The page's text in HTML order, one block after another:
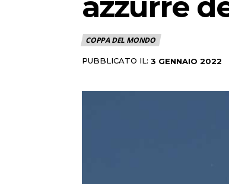
COPPA DEL MONDO
PUBBLICATO IL: 3 GENNAIO 2022